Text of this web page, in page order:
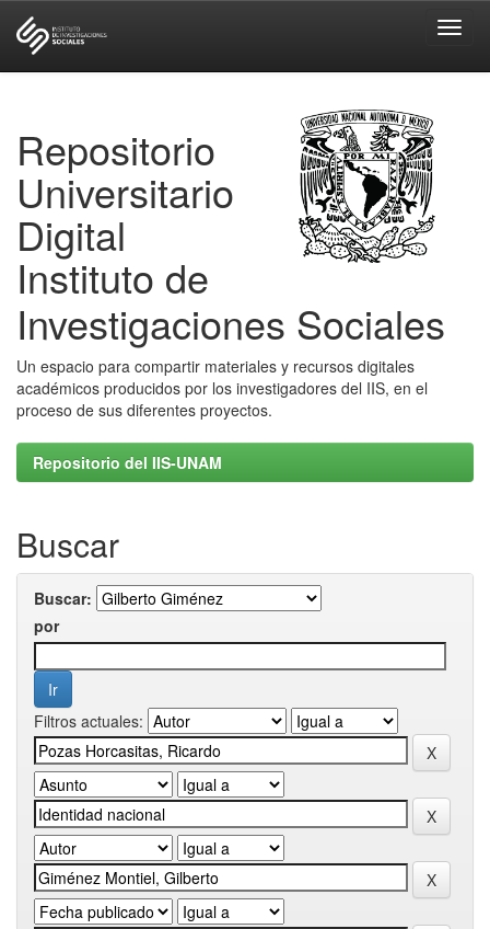
Repositorio
Universitario
Digital
Instituto de
Investigaciones Sociales
Un espacio para compartir materiales y recursos digitales
académicos producidos por los investigadores del IIS, en el
proceso de sus diferentes proyectos.
Repositorio del IIS-UNAM
Buscar
Buscar:
por
Filtros actuales: